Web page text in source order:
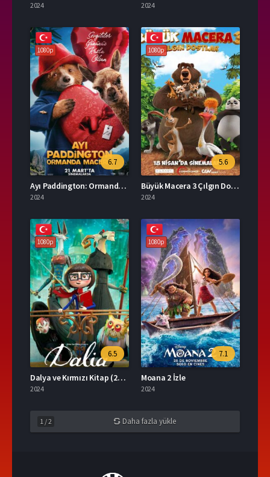
2024 2024
1080p
6.7
Ayı Paddington: Ormanda Macera Türkçe Dublaj İzle
2024
1080p
5.6
Büyük Macera 3 Çılgın Dostlar İzle
2024
1080p
6.5
Dalya ve Kırmızı Kitap (2025) Film İzle
2024
1080p
7.1
Moana 2 İzle
2024
1 /2 Daha fazla yükle